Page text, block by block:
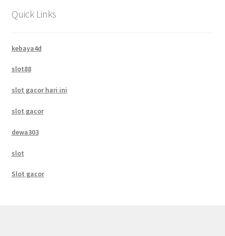
Quick Links
kebaya4d
slot88
slot gacor hari ini
slot gacor
dewa303
slot
Slot gacor